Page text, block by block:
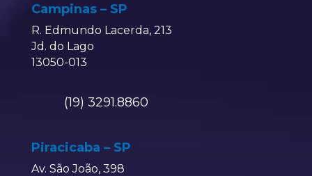
Campinas – SP
R. Edmundo Lacerda, 213
Jd. do Lago
13050-013
(19) 3291.8860
Piracicaba – SP
Av. São João, 398